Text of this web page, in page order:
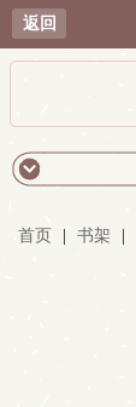
返回
首页 书架